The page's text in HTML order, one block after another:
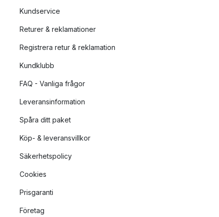
Kundservice
Returer & reklamationer
Registrera retur & reklamation
Kundklubb
FAQ - Vanliga frågor
Leveransinformation
Spåra ditt paket
Köp- & leveransvillkor
Säkerhetspolicy
Cookies
Prisgaranti
Företag